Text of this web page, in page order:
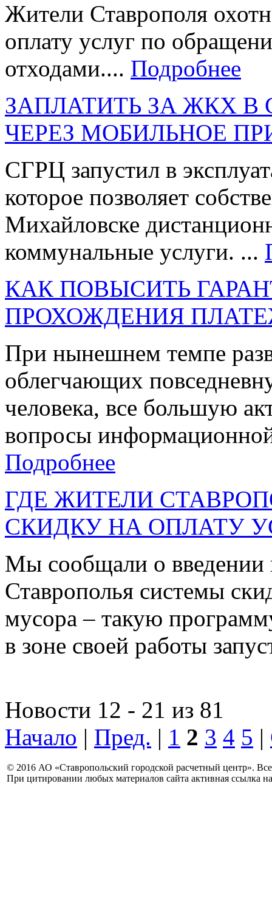
Жители Ставрополя
оплату услуг по
отходами.... Подробнее
ЗАПЛАТИТЬ ЗА ЖКХ
ЧЕРЕЗ МОБИЛЬНОЕ
СГРЦ запустил в
которое позволяет
Михайловске
коммунальные услуги. ...
КАК ПОВЫСИТЬ
ПРОХОЖДЕНИЯ
При нынешнем темпе
облегчающих
человека, все большую
вопросы
Подробнее
ГДЕ ЖИТЕЛИ
СКИДКУ НА ОПЛАТУ
Мы сообщали о введении
Ставрополья системы
мусора – такую
в зоне своей работы
Новости 12 - 21 из 81
Начало | Пред. | 1 2 3 4 5 |
© 2016 АО «Ставропольский городской расчетный центр».
При цитировании любых материалов сайта активная ссылка